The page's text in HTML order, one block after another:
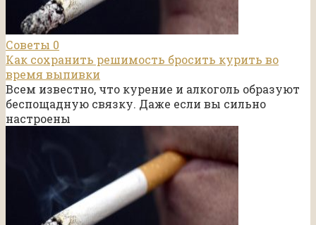
Советы 0
Как сохранить решимость бросить курить во
время выпивки
Всем известно, что курение и алкоголь образуют
беспощадную связку. Даже если вы сильно
настроены